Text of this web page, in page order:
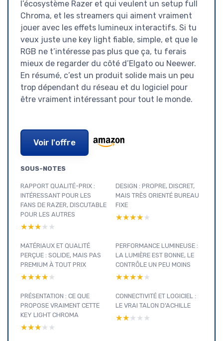
l’écosystème Razer et qui veulent un setup full
Chroma, et les streamers qui aiment vraiment
jouer avec les effets lumineux interactifs. Si tu
veux juste une key light fiable, simple, et que le
RGB ne t’intéresse pas plus que ça, tu ferais
mieux de regarder du côté d’Elgato ou Neewer.
En résumé, c’est un produit solide mais un peu
trop dépendant du réseau et du logiciel pour
être vraiment intéressant pour tout le monde.
Voir l'offre
SOUS-NOTES
RAPPORT QUALITÉ-PRIX :
INTÉRESSANT POUR LES
FANS DE RAZER, DISCUTABLE
POUR LES AUTRES
★★★★★
★★★★★
DESIGN : PROPRE, DISCRET,
MAIS TRÈS ORIENTÉ BUREAU
FIXE
★★★★★
★★★★★
MATÉRIAUX ET QUALITÉ
PERÇUE : SOLIDE, MAIS PAS
PREMIUM À TOUT PRIX
★★★★★
★★★★★
PERFORMANCE LUMINEUSE :
LA LUMIÈRE EST BONNE, LE
CONTRÔLE UN PEU MOINS
★★★★★
★★★★★
PRÉSENTATION : CE QUE
PROPOSE VRAIMENT CETTE
KEY LIGHT CHROMA
★★★★★
★★★★★
CONNECTIVITÉ ET LOGICIEL :
LE VRAI TALON D’ACHILLE
★★★★★
★★★★★